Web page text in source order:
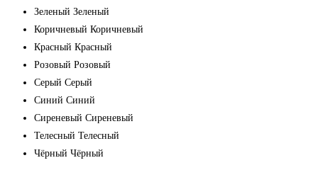
Зеленый Зеленый
Коричневый Коричневый
Красный Красный
Розовый Розовый
Серый Серый
Синий Синий
Сиреневый Сиреневый
Телесный Телесный
Чёрный Чёрный